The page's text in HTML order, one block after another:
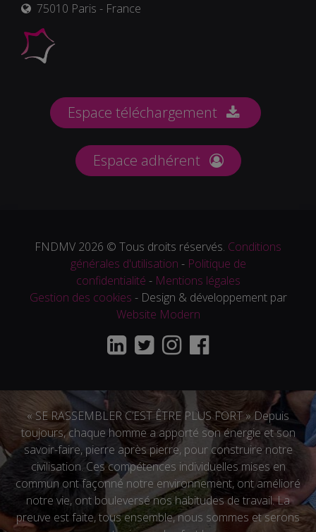
75010 Paris - France
Espace téléchargement
Espace adhérent
FNDMV 2026 © Tous droits réservés. Conditions
générales d'utilisation - Politique de
confidentialité - Mentions légales
Gestion des cookies - Design & développement par
Website Modern
« SE RASSEMBLER C’EST ÊTRE PLUS FORT » Depuis
toujours, chaque homme a apporté son énergie et son
savoir-faire, pierre après pierre, pour construire notre
civilisation. Ces compétences individuelles mises en
commun ont façonné notre environnement, ont amélioré
notre vie, ont bouleversé nos habitudes de travail. La
preuve est faite, tous ensemble, nous sommes et serons